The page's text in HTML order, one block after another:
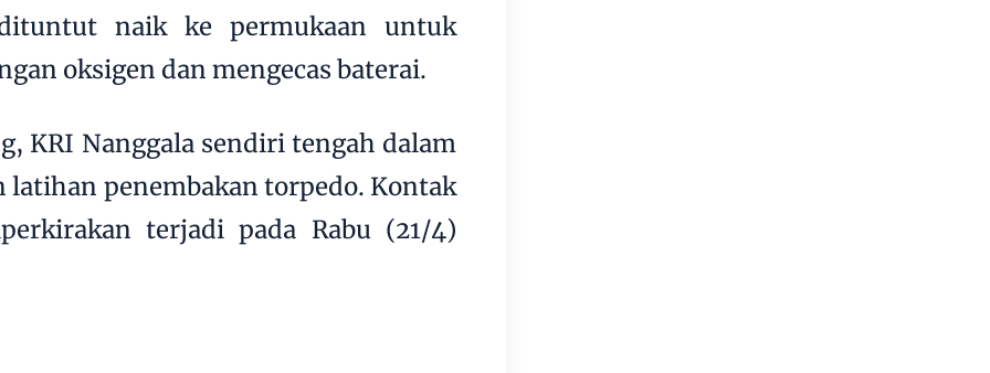
naik ke permukaan untuk
oksigen dan mengecas baterai.
KRI Nanggala sendiri tengah dalam
latihan penembakan torpedo. Kontak
terjadi pada Rabu (21/4)